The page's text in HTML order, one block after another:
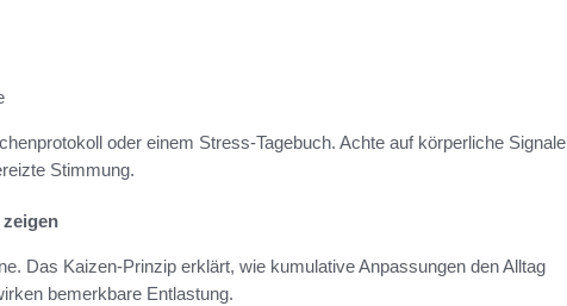
oder einem Stress‑Tagebuch. Achte auf körperliche Signale
Stimmung.
Das Kaizen‑Prinzip erklärt, wie kumulative Anpassungen den Alltag
bemerkbare Entlastung.